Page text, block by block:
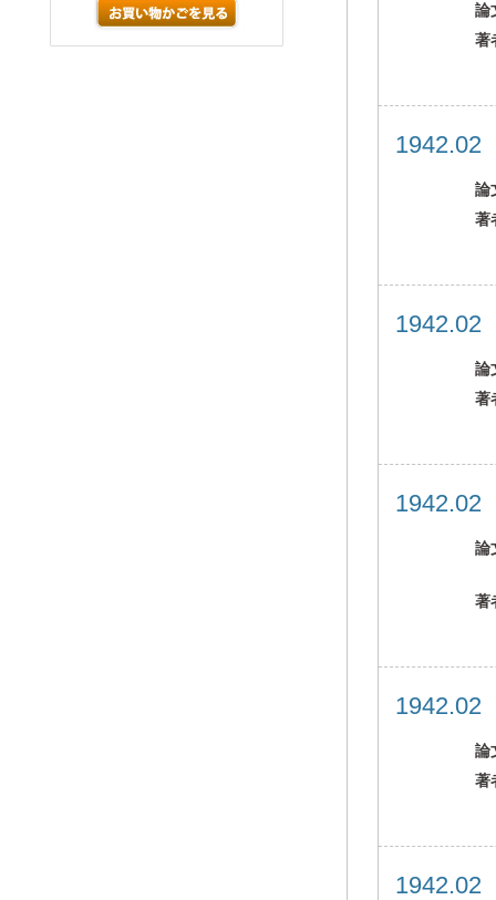
論
著
論
著
論
著
論
著
論
著